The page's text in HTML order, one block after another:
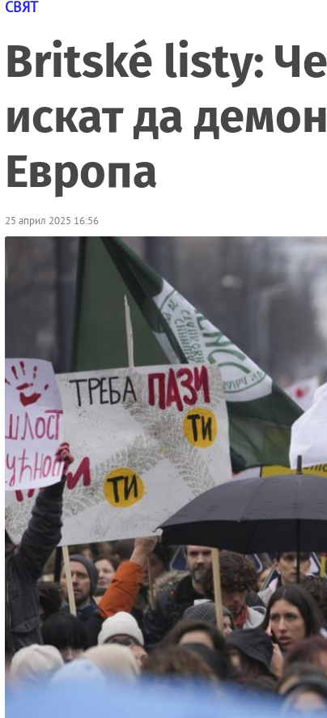
СВЯТ
Britské listy:
искат да
Европа
25 април 2025 16:56